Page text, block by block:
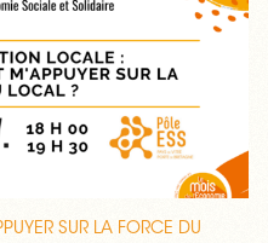
SUR LA FORCE DU